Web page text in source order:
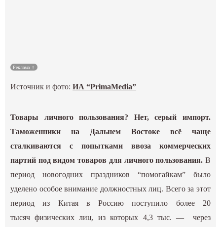
Реклама
Источник и фото:ИА “PrimaMedia”
Товары личного пользования? Нет, серый импорт.
Таможенники на Дальнем Востоке всё чаще
сталкиваются с попытками ввоза коммерческих
партий под видом товаров для личного пользования. В
период новогодних праздников “помогайкам” было
уделено особое внимание должностных лиц. Всего за этот
период из Китая в Россию поступило более 20
тысяч физических лиц, из которых 4,3 тыс. — через